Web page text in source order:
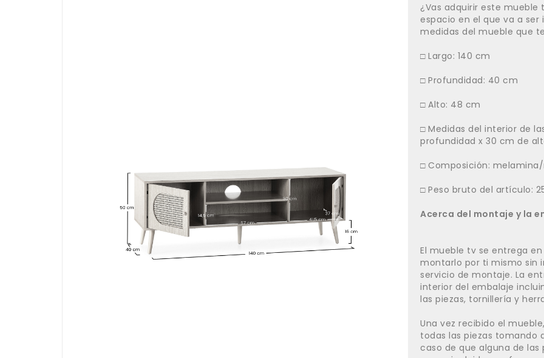
¿Vas adquirir este mueble
espacio en el que va a
medidas del mueble que
□ Largo: 140 cm
□ Profundidad: 40 cm
□ Alto: 48 cm
□ Medidas del interior de
profundidad x 30 cm de
□ Composición:
□ Peso bruto del artículo:
Acerca del montaje y la
El mueble tv se entrega
montarlo por ti mismo sin
servicio de montaje. La
interior del embalaje
las piezas, tornillería y
Una vez recibido el
todas las piezas tomando
caso de que alguna de